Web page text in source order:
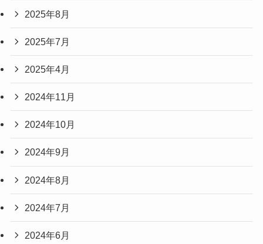
2025年8月
2025年7月
2025年4月
2024年11月
2024年10月
2024年9月
2024年8月
2024年7月
2024年6月